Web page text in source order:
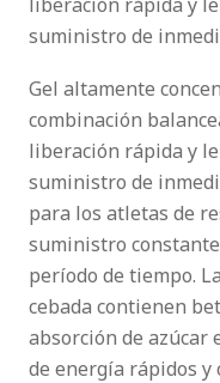
suministro de
Gel altamente
combinación
liberación rápida y
suministro de
para los atletas de
suministro
período de tiempo.
cebada contienen
absorción de azúcar
de energía rápidos y